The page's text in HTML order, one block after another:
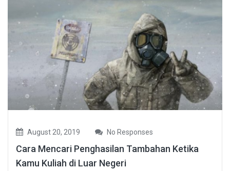
August 20, 2019 No Responses
Cara Mencari Penghasilan Tambahan Ketika
Kamu Kuliah di Luar Negeri